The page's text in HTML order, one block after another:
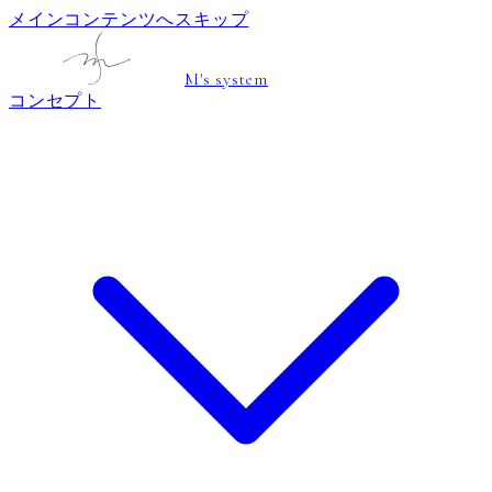
メインコンテンツへスキップ
M's system
コンセプト